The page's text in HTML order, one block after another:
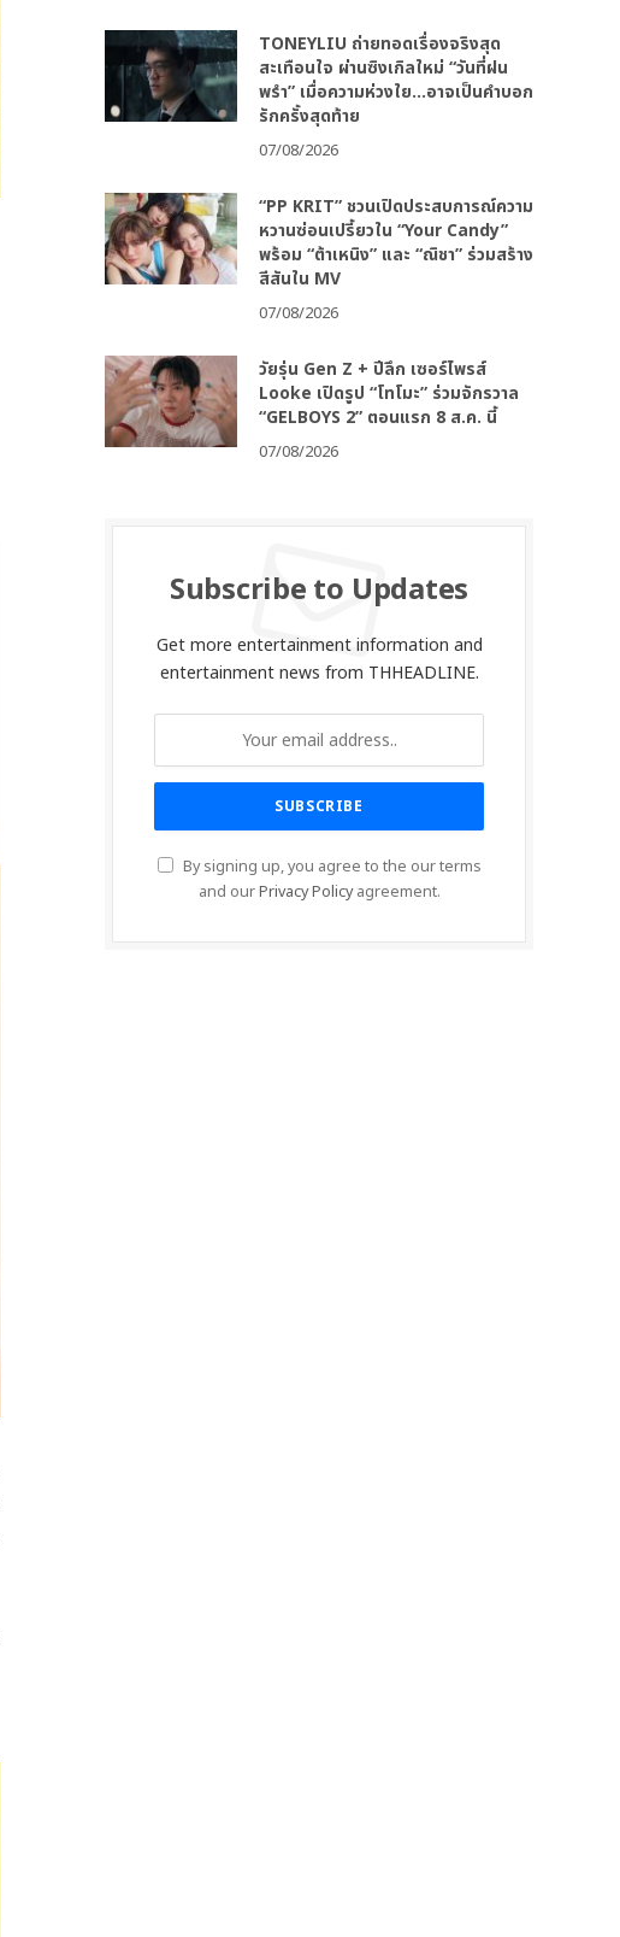
TONEYLIU ถ่ายทอดเรื่องจริงสุด
สะเทือนใจ ผ่านซิงเกิลใหม่ “วันที่ฝน
พรำ” เมื่อความห่วงใย…อาจเป็นคำบอก
รักครั้งสุดท้าย
07/08/2026
“PP KRIT” ชวนเปิดประสบการณ์ความ
หวานซ่อนเปรี้ยวใน “Your Candy”
พร้อม “ต้าเหนิง” และ “ณิชา” ร่วมสร้าง
สีสันใน MV
07/08/2026
วัยรุ่น Gen Z + ปีลึก เซอร์ไพรส์
Looke เปิดรูป “โทโมะ” ร่วมจักรวาล
“GELBOYS 2” ตอนแรก 8 ส.ค. นี้
07/08/2026
Subscribe to Updates
Get more entertainment information and
entertainment news from THHEADLINE.
By signing up, you agree to the our terms
and ourPrivacy Policyagreement.